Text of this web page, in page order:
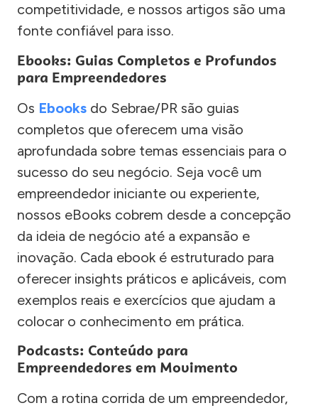
competitividade, e nossos artigos são uma
fonte confiável para isso.
Ebooks: Guias Completos e Profundos
para Empreendedores
Os Ebooks do Sebrae/PR são guias
completos que oferecem uma visão
aprofundada sobre temas essenciais para o
sucesso do seu negócio. Seja você um
empreendedor iniciante ou experiente,
nossos eBooks cobrem desde a concepção
da ideia de negócio até a expansão e
inovação. Cada ebook é estruturado para
oferecer insights práticos e aplicáveis, com
exemplos reais e exercícios que ajudam a
colocar o conhecimento em prática.
Podcasts: Conteúdo para
Empreendedores em Movimento
Com a rotina corrida de um empreendedor,